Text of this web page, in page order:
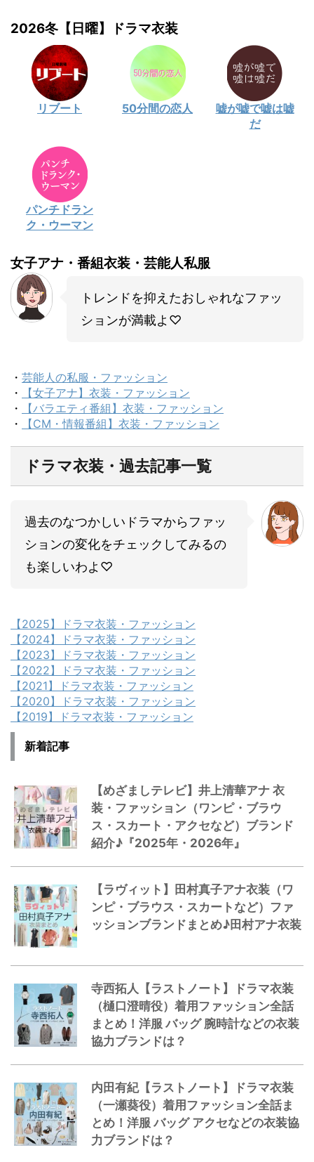
2026冬【日曜】ドラマ衣装
リブート 50分間の恋人
嘘が嘘で嘘は嘘
だ
パンチドラン
ク・ウーマン
女子アナ・番組衣装・芸能人私服
トレンドを抑えたおしゃれなファッ
ションが満載よ♡
・ 芸能人の私服・ファッション
・
【女子アナ】衣装・ファッション
・
【バラエティ番組】衣装・ファッション
・
【CM・情報番組】衣装・ファッション
ドラマ衣装・過去記事一覧
過去のなつかしいドラマからファッ
ションの変化をチェックしてみるの
も楽しいわよ♡
【2025】ドラマ衣装・ファッション
【2024】ドラマ衣装・ファッション
【2023】ドラマ衣装・ファッション
【2022】ドラマ衣装・ファッション
【2021】ドラマ衣装・ファッション
【2020】ドラマ衣装・ファッション
【2019】ドラマ衣装・ファッション
新着記事
【めざましテレビ】井上清華アナ 衣
装・ファッション（ワンピ・ブラウ
ス・スカート・アクセなど）ブランド
紹介♪『2025年・2026年』
【ラヴィット】田村真子アナ衣装（ワ
ンピ・ブラウス・スカートなど）ファ
ッションブランドまとめ♪田村アナ衣装
寺西拓人【ラストノート】ドラマ衣装
（樋口澄晴役）着用ファッション全話
まとめ！洋服 バッグ 腕時計などの衣装
協力ブランドは？
内田有紀【ラストノート】ドラマ衣装
（一瀬葵役）着用ファッション全話ま
とめ！洋服 バッグ アクセなどの衣装協
力ブランドは？